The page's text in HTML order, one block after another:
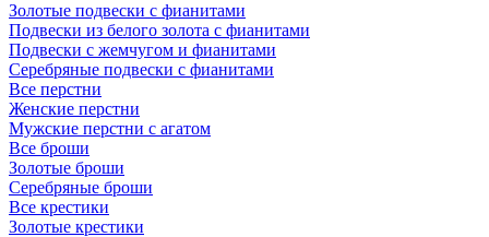
Золотые подвески с фианитами
Подвески из белого золота с фианитами
Подвески с жемчугом и фианитами
Серебряные подвески с фианитами
Все перстни
Женские перстни
Мужские перстни с агатом
Все броши
Золотые броши
Серебряные броши
Все крестики
Золотые крестики